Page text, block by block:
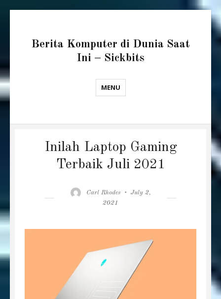
Berita Komputer di Dunia Saat
Ini – Sickbits
MENU
Inilah Laptop Gaming
Terbaik Juli 2021
Author
Carl Rhodes
Posted
July 2,
2021